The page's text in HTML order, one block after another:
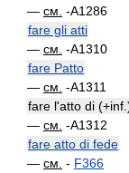
— см. -A1286
fare gli atti
— см. -A1310
fare Patto
— см. -A1311
fare l'atto di
— см. -A1312
fare atto di fede
— см. - F366